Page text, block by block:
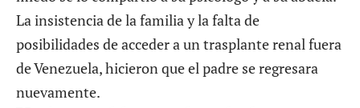
La insistencia de la familia y la falta de
posibilidades de acceder a un trasplante renal fuera
de Venezuela, hicieron que el padre se regresara
nuevamente.